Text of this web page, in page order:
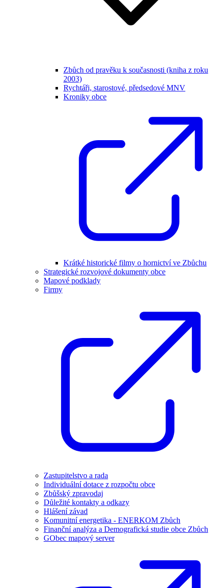
Zbůch od pravěku k současnosti (kniha z roku
2003)
Rychtáři, starostové, předsedové MNV
Kroniky obce
Krátké historické filmy o hornictví ve Zbůchu
Strategické rozvojové dokumenty obce
Mapové podklady
Firmy
Zastupitelstvo a rada
Individuální dotace z rozpočtu obce
Zbůšský zpravodaj
Důležité kontakty a odkazy
Hlášení závad
Komunitní energetika - ENERKOM Zbůch
Finanční analýza a Demografická studie obce Zbůch
GObec mapový server